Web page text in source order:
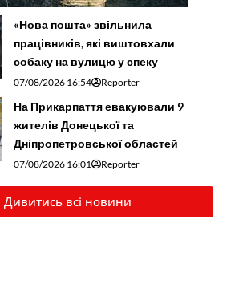
«Нова пошта» звільнила
працівників, які виштовхали
собаку на вулицю у спеку
07/08/2026 16:54 Reporter
На Прикарпаття евакуювали 9
жителів Донецької та
Дніпропетровської областей
07/08/2026 16:01 Reporter
Дивитись всі новини